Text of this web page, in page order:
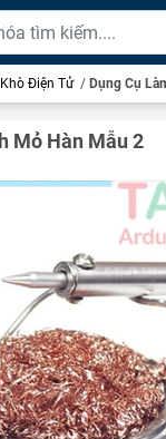
Điện Tử / Dụng Cụ
Mỏ Hàn Mẫu 2